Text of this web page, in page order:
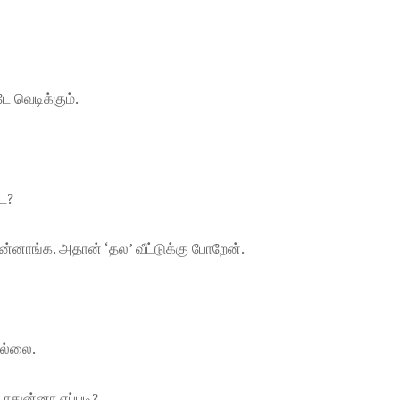
வெடிக்கும்.
அதான் ‘தல’ வீட்டுக்கு போறேன்.